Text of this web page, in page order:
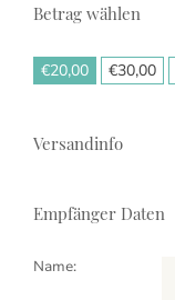
Betrag wählen
€20,00 €30,00
Versandinfo
Empfänger Daten
Name: